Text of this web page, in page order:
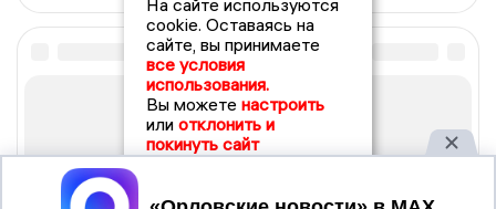
На сайте используются
cookie. Оставаясь на
сайте, вы принимаете
все условия
использования.
Вы можете настроить
или отклонить и
покинуть сайт
Принять